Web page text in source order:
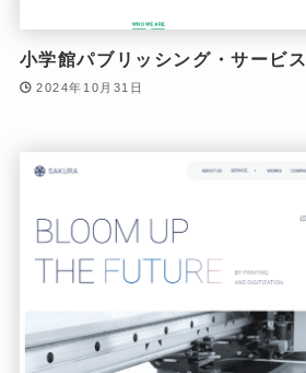
小学館パブリッシング・サービス
2024年10月31日